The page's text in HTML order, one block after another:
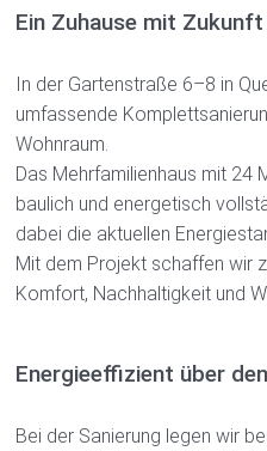
Downloads
Bauprojekte
Ausschreibungen
Wowi Quedlinburg
Unternehmen
Stellenangebote
Engagement
Kontakt
Ein Zuhause mit Zukunft
In der Gartenstraße 6–8 in
umfassende
Wohnraum.
Das Mehrfamilienhaus mit 24
baulich und energetisch
dabei die aktuellen
Mit dem Projekt schaffen wir
Komfort, Nachhaltigkeit und
Energieeffizient über
Bei der Sanierung legen wir